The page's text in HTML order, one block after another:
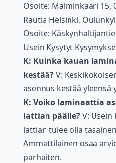
Osoite: Malminkaari 15,
Rautia Helsinki,
Osoite:
Usein Kysytyt
K: Kuinka kauan
kestää?V:
asennus kestää yleensä
K: Voiko laminaattia
lattian päälle?V: Usein
lattian tulee olla
Ammattilainen osaa
parhaiten.